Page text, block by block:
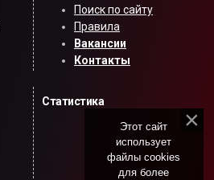
Поиск по сайту
Правила
Вакансии
Контакты
Статистика
Этот сайт
использует
файлы cookies
для более